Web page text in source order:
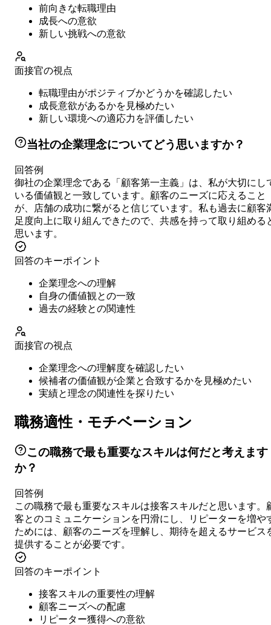
前向きな転職理由
成長への意欲
新しい挑戦への意欲
面接官の視点
転職理由がポジティブかどうかを確認したい
成長意欲があるかを見極めたい
新しい環境への適応力を評価したい
当社の企業理念についてどう思いますか？
回答例
御社の企業理念である「顧客第一主義」は、私が大切にし
いる価値観と一致しています。顧客のニーズに応えること
が、店舗の成功に繋がると信じています。私も過去に顧客
足度向上に取り組んできたので、共感を持って取り組める
思います。
回答のキーポイント
企業理念への理解
自身の価値観との一致
過去の経験との関連性
面接官の視点
企業理念への理解度を確認したい
候補者の価値観が企業と合致するかを見極めたい
実績と理念の関連性を探りたい
職務適性・モチベーション
この職務で最も重要なスキルは何だと考えます
か？
回答例
この職務で最も重要なスキルは接客スキルだと思います。
客とのコミュニケーションを円滑にし、リピーターを増や
ためには、顧客のニーズを理解し、期待を超えるサービス
提供することが必要です。
回答のキーポイント
接客スキルの重要性の理解
顧客ニーズへの配慮
リピーター獲得への意欲